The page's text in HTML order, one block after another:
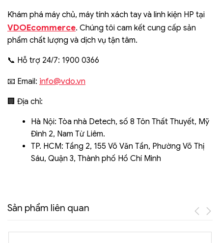
Khám phá máy chủ, máy tính xách tay và linh kiện HP tại
VDOEcommerce. Chúng tôi cam kết cung cấp sản
phẩm chất lượng và dịch vụ tận tâm.
📞 Hỗ trợ 24/7: 1900 0366
📧 Email: info@vdo.vn
🏢 Địa chỉ:
Hà Nội: Tòa nhà Detech, số 8 Tôn Thất Thuyết, Mỹ
Đình 2, Nam Từ Liêm.
TP. HCM: Tầng 2, 155 Võ Văn Tần, Phường Võ Thị
Sáu, Quận 3, Thành phố Hồ Chí Minh
Sản phẩm liên quan